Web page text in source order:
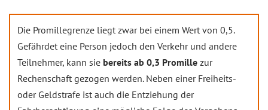
Die Promillegrenze liegt zwar bei einem Wert von 0,5.
Gefährdet eine Person jedoch den Verkehr und andere
Teilnehmer, kann sie bereits ab 0,3 Promille zur
Rechenschaft gezogen werden. Neben einer Freiheits-
oder Geldstrafe ist auch die Entziehung der